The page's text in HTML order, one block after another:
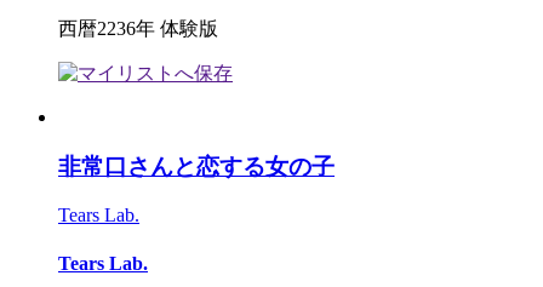
西暦2236年 体験版
非常口さんと恋する女の子
Tears Lab.
Tears Lab.